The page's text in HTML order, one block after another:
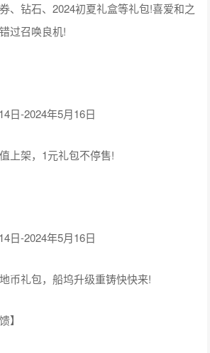
、钻石、2024初夏礼盒等礼包!喜爱和之
过召唤良机!
日-2024年5月16日
上架，1元礼包不停售!
日-2024年5月16日
币礼包，船坞升级重铸快快来!
】